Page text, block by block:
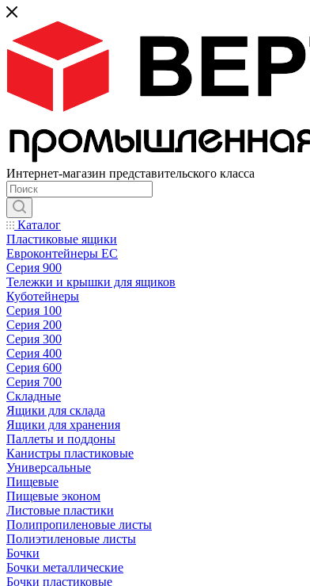
Интернет-магазин представительского класса
Каталог
Пластиковые ящики
Евроконтейнеры ЕС
Серия 900
Тележки и крышки для ящиков
Куботейнеры
Серия 100
Серия 200
Серия 300
Серия 400
Серия 600
Серия 700
Складные
Ящики для склада
Ящики для хранения
Паллеты и поддоны
Канистры пластиковые
Универсальные
Пищевые
Пищевые эконом
Листовые пластики
Полипропиленовые листы
Полиэтиленовые листы
Бочки
Бочки металлические
Бочки пластиковые